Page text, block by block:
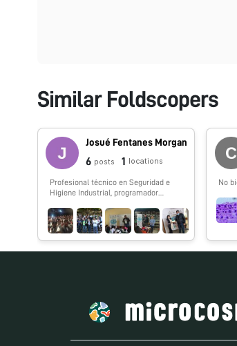
Similar Foldscopers
Josué Fentanes Morgan
6 posts 1 locations
Profesional técnico en Seguridad e
Higiene Industrial, programador
área de TI dentro del sector privado en
giros Hotelero y Construcción, así
también en el sector público dentro
Conocimiento, (Subdirección de
Ciencia y Tecnología) perteneciente a
No